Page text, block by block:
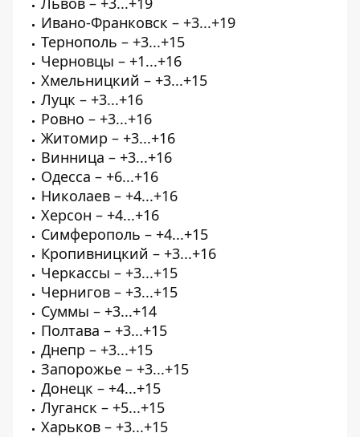
Ивано-Франковск – +3...+19
Тернополь – +3...+15
Черновцы – +1...+16
Хмельницкий – +3...+15
Луцк – +3...+16
Ровно – +3...+16
Житомир – +3...+16
Винница – +3...+16
Одесса – +6...+16
Николаев – +4...+16
Херсон – +4...+16
Симферополь – +4...+15
Кропивницкий – +3...+16
Черкассы – +3...+15
Чернигов – +3...+15
Суммы – +3...+14
Полтава – +3...+15
Днепр – +3...+15
Запорожье – +3...+15
Донецк – +4...+15
Луганск – +5...+15
Харьков – +3...+15